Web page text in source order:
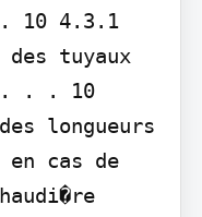
4.3.1
des tuyaux
. . . 10
longueurs
en cas de